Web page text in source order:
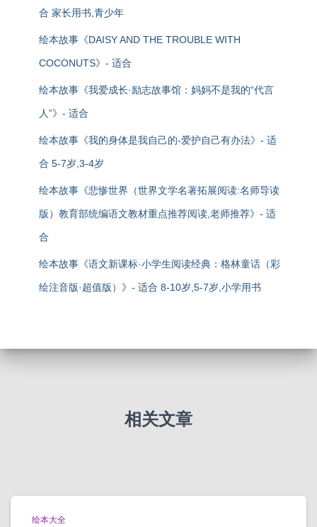
合 家长用书,青少年
绘本故事《DAISY AND THE TROUBLE WITH
COCONUTS》- 适合
绘本故事《我爱成长·励志故事馆：妈妈不是我的“代言
人”》- 适合
绘本故事《我的身体是我自己的-爱护自己有办法》- 适
合 5-7岁,3-4岁
绘本故事《悲惨世界（世界文学名著拓展阅读:名师导读
版）教育部统编语文教材重点推荐阅读,老师推荐》- 适
合
绘本故事《语文新课标·小学生阅读经典：格林童话（彩
绘注音版·超值版）》- 适合 8-10岁,5-7岁,小学用书
相关文章
绘本大全